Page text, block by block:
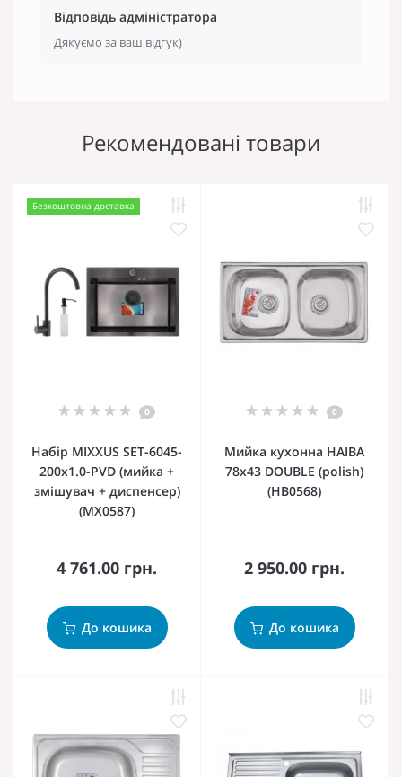
Відповідь адміністратора
Дякуємо за ваш відгук)
Рекомендовані товари
Безкоштовна доставка
0
Набір MIXXUS SET-6045-
200x1.0-PVD (мийка +
змішувач + диспенсер)
(MX0587)
4 761.00 грн.
До кошика
0
Мийка кухонна HAIBA
78x43 DOUBLE (polish)
(HB0568)
2 950.00 грн.
До кошика